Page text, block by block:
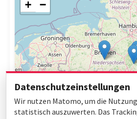
+ −
Datenschutzeinstellungen
Wir nutzen Matomo, um die
statistisch auszuwerten. Das